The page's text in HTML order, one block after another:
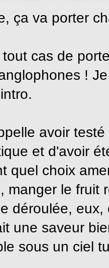
ça va porter
cas de
!
avoir
et d'avoir
quel choix
manger le fruit
déroulée,
une saveur
sous un ciel